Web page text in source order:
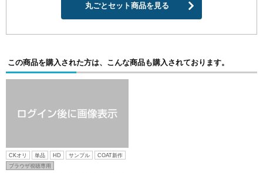
丸ごとセット商品を見る
この商品を購入された方は、こんな商品も購入されております。
CKオリ 単品 HD サンプル
COAT新作
ブラウザ視聴専用